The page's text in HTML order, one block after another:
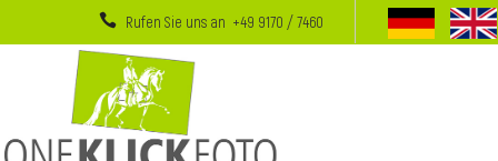
Rufen Sie uns an +49 9170 / 7460